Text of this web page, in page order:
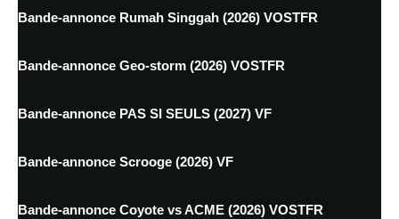
Bande-annonce Rumah Singgah (2026) VOSTFR
Bande-annonce Geo-storm (2026) VOSTFR
Bande-annonce PAS SI SEULS (2027) VF
Bande-annonce Scrooge (2026) VF
Bande-annonce Coyote vs ACME (2026) VOSTFR